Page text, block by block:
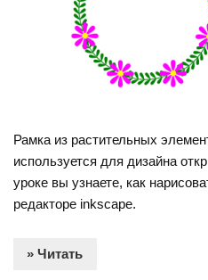
Рамка из растительных
используется для дизайна
уроке вы узнаете, как
редакторе inkscape.
» Читать